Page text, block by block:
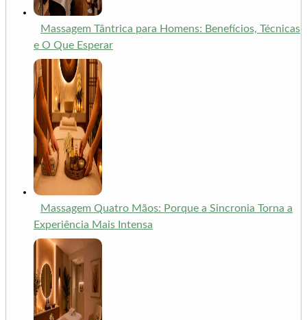
Massagem Tântrica para Homens: Benefícios, Técnicas
e O Que Esperar
Massagem Quatro Mãos: Porque a Sincronia Torna a
Experiência Mais Intensa